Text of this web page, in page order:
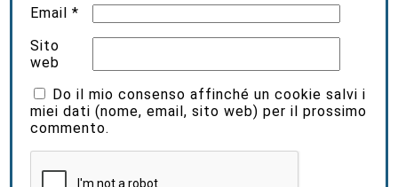
Email*
Sito
web
Do il mio consenso affinché un cookie salvi i
miei dati (nome, email, sito web) per il prossimo
commento.